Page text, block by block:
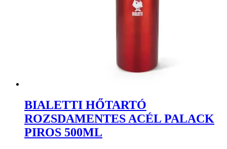
BIALETTI HŐTARTÓ
ROZSDAMENTES ACÉL PALACK
PIROS 500ML